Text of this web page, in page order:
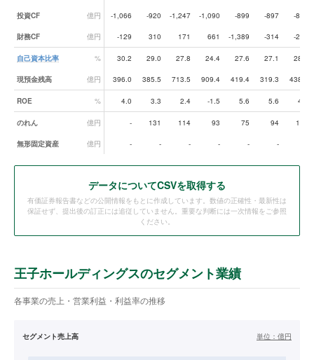
投資CF 億円 -1,066 -920 -1,247 -1,090 -899 -897 -812
財務CF 億円 -129 310 171 661 -1,389 -314 -289
自己資本比率 % 30.2 29.0 27.8 24.4 27.6 27.1 28.3
現預金残高 億円 396.0 385.5 713.5 909.4 419.4 319.3 438.3
ROE % 4.0 3.3 2.4 -1.5 5.6 5.6 4.8
のれん 億円 - 131 114 93 75 94 154
無形固定資産 億円 - - - - - -
データについてCSVを取得する
有価証券報告書などの公開情報をもとに作成しています。数値の正確性・最新性は
保証せず、提出後の訂正には追従していません。重要な判断には一次情報をご参照
ください。
王子ホールディングスのセグメント業績
各事業の売上・営業利益・利益率の推移
セグメント売上高 単位： 億円